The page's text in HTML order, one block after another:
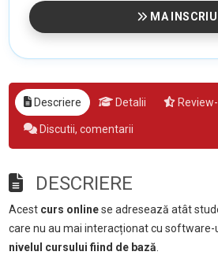
MA INSCRIU
Descriere Detalii
Discutii, comentarii
DESCRIERE
Acest curs onlinese adresează atât
care nu au mai interacționat cu software-
nivelul cursului fiind de bază